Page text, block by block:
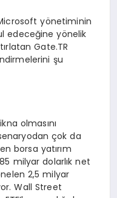
yönetiminin
edeceğine yönelik
Gate.TR
şu
olmasını
çok da
borsa yatırım
milyar dolarlık net
2,5 milyar
Wall Street